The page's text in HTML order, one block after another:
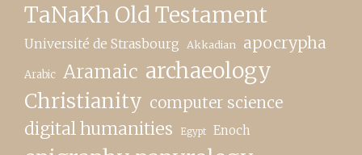
TaNaKh Old Testament
Université de Strasbourg Akkadian apocrypha
Arabic Aramaic archaeology
Christianity computer science
digital humanities Egypt Enoch